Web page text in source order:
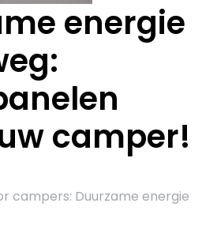
energie
camper!
campers: Duurzame energie